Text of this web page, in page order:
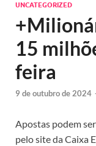
UNCATEGORIZED
15
feira
9 de outubro de 2024
Apostas podem
pelo site da Caixa